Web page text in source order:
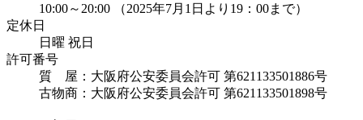
10:00～20:00 （2025年7月1日より19：00まで）
定休日
日曜 祝日
許可番号
質 屋：大阪府公安委員会許可 第621133501886号
古物商：大阪府公安委員会許可 第621133501898号